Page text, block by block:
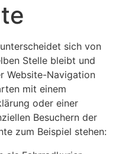
sich von
Stelle bleibt und
Website-Navigation
mit einem
oder einer
Besuchern der
zum Beispiel stehen: